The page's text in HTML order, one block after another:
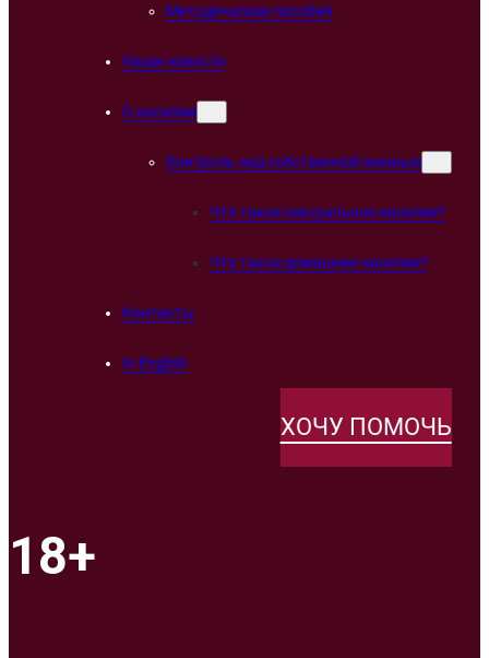
Методические пособия
Наши новости
О насилии
Контроль над собственной жизнью
Что такое сексуальное насилие?
Что такое домашнее насилие?
Контакты
In English
ХОЧУ ПОМОЧЬ
18+